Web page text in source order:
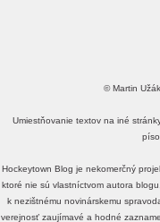
© Martin
Umiestňovanie textov na iné
Hockeytown Blog je nekomerčný
ktoré nie sú vlastníctvom autora
k nezištnému novinárskemu
verejnosť zaujímavé a hodné